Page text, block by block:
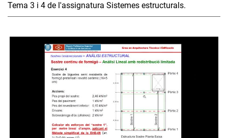
Tema 3 i 4 de l'assignatura Sistemes estructurals.